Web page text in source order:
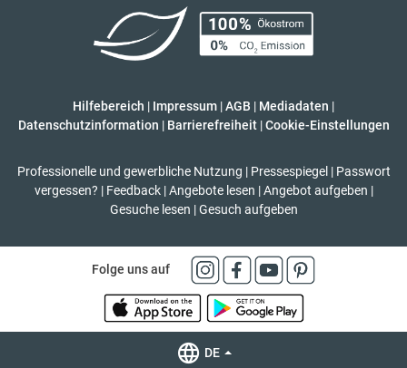
Hilfebereich | Impressum |AGB | Mediadaten |
Datenschutzinformation | Barrierefreiheit | Cookie-Einstellungen
Professionelle und gewerbliche Nutzung | Pressespiegel | Passwort
vergessen? | Feedback | Angebote lesen | Angebot aufgeben |
Gesuche lesen | Gesuch aufgeben
Folge uns auf
DE